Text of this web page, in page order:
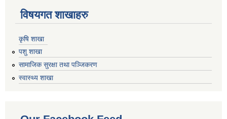
विषयगत शाखाहरु
कृषि शाखा
पशु शाखा
सामाजिक सुरक्षा तथा पञ्जिकरण
स्वास्थ्य शाखा